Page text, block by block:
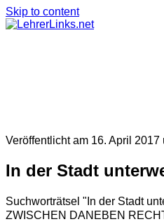
Skip to content
Veröffentlicht am 16. April 2017
In der Stadt
Suchworträtsel "In der Stadt
ZWISCHEN DANEBEN